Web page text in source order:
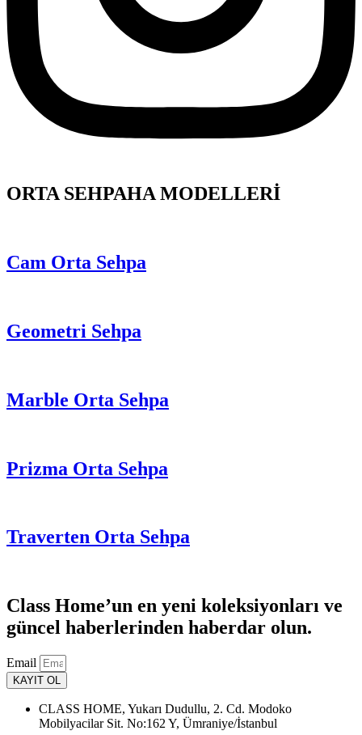
ORTA SEHPAHA MODELLERİ
Cam Orta Sehpa
Geometri Sehpa
Marble Orta Sehpa
Prizma Orta Sehpa
Traverten Orta Sehpa
Class Home’un en yeni koleksiyonları ve
güncel haberlerinden haberdar olun.
Email
KAYIT OL
CLASS HOME, Yukarı Dudullu, 2. Cd. Modoko
Mobilyacilar Sit. No:162 Y, Ümraniye/İstanbul